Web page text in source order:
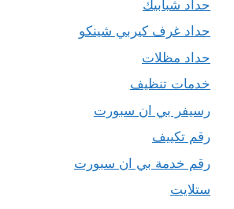
حداد شبابيك
حداد غرف كيربي شينكو
حداد مظلات
خدمات تنظيف
رسيفر بي ان سبورت
رقم تكييف
رقم خدمة بي ان سبورت
ستلايت